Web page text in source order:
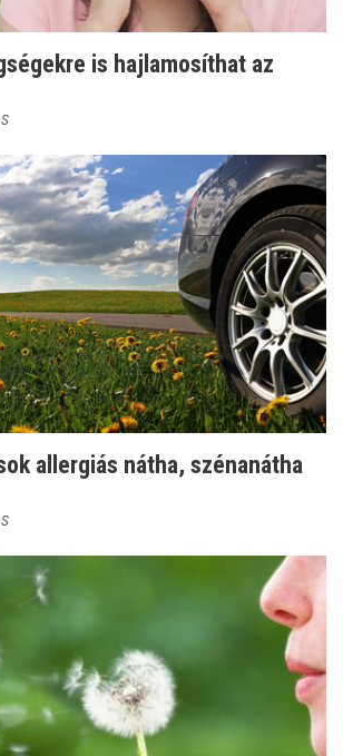
is hajlamosíthat az
allergiás nátha, szénanátha